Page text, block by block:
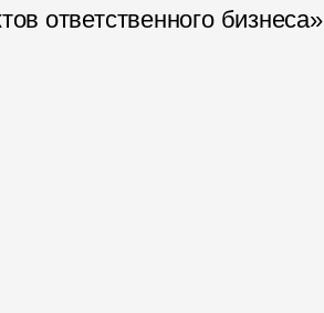
ответственного бизнеса»